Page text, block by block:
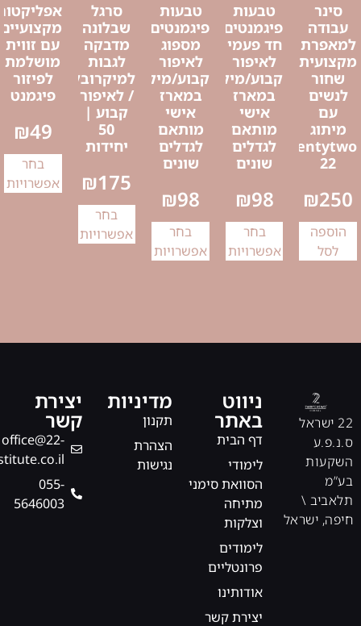
סינר
עבודה
למאפרת
מקצועית
שחור
לנשים
עם
מיתוג
Twentytwo
22
₪250
הוספה
לסל
טבעות
פיגמנטים
חד פעמי
לאיפור
קבוע/מיקרובליידינג
במארז
אישי
מותאם
לגדלים
שונים
₪98
בחר
אפשרויות
טבעות
פיגמנטים
מספוג
לאיפור
קבוע/מיקרובליידינג
במארז
אישי
מותאם
לגדלים
שונים
₪98
בחר
אפשרויות
סרגל
שבלונה
מדבקה
לגבות
למיקרובליידינג
/ לאיפור
קבוע |
50
יחידות
₪175
בחר
אפשרויות
מקצועיים
עם זווית
מושלמת
לפיזור
פיגמנט
₪49
בחר
אפשרויות
22 ישראל
ס.נ.פ.ע
השקעות
בע”מ
תלאביב \
חיפה, ישראל
ניווט
באתר
דף הבית
לימודי
הסוואת סימני
מתיחה
וצלקות
לימודים
פרונטליים
אודותינו
יצירת קשר
מדיניות
תקנון
הצהרת
נגישות
יצירת
קשר
office@22-
‎055-
5646003